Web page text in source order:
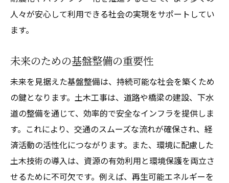
人々が安心して利用できる社会の実現をサポートしてい
ます。
未来のための基盤整備の重要性
未来を見据えた基盤整備は、持続可能な社会を築くため
の鍵となります。土木工事は、道路や橋梁の建設、下水
道の整備を通じて、効率的で安全なインフラを提供しま
す。これにより、交通のスムーズな流れが確保され、経
済活動の活性化につながります。また、環境に配慮した
土木技術の導入は、資源の有効利用と環境保護を両立さ
せるために不可欠です。例えば、再生可能エネルギーを